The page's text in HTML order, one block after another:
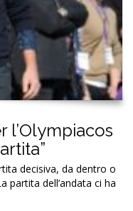
l’Olympiacos
decisiva, da dentro o
partita dell’andata ci ha